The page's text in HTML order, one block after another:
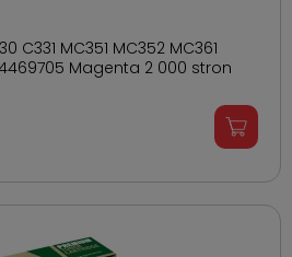
C331 MC351 MC352 MC361
Magenta 2 000 stron